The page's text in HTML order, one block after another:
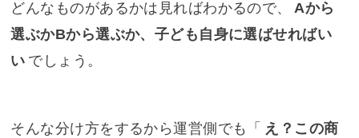
どんなものがあるかは見ればわかるので、
Aから
選ぶかBから選ぶか、子ども自身に選ばせればい
い でしょう。
そんな分け方をするから運営側でも「
え？この商